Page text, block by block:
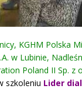
KGHM Polska
w Lubinie,
Poland II Sp. z
szkoleniu Lider